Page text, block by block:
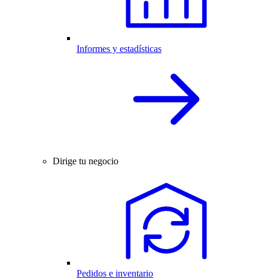
Informes y estadísticas
Dirige tu negocio
Pedidos e inventario